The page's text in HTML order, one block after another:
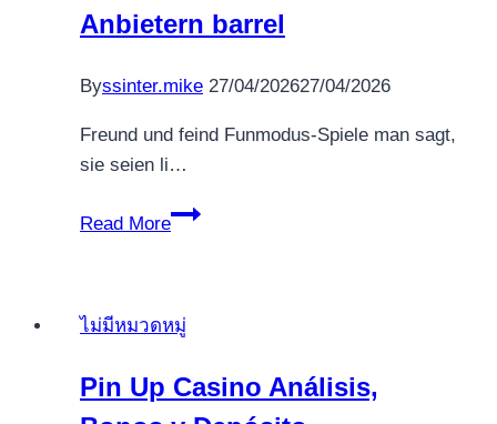
Anbietern barrel
Byssinter.mike 27/04/202627/04/2026
Freund und feind Funmodus-Spiele man sagt,
sie seien li…
Read More
Wer
Spielbank
spielen
ไม่มีหมวดหมู่
Pin Up Casino Análisis,